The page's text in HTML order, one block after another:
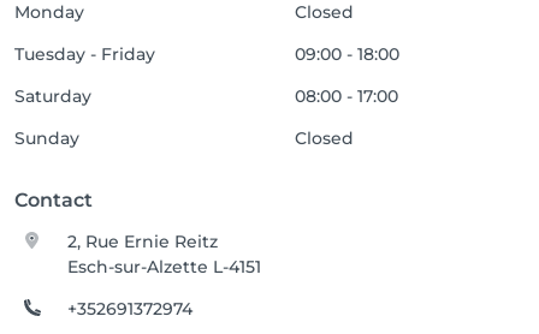
Monday
Closed
Tuesday - Friday
09:00 - 18:00
Saturday
08:00 - 17:00
Sunday
Closed
Contact
2, Rue Ernie Reitz
Esch-sur-Alzette L-4151
+352691372974